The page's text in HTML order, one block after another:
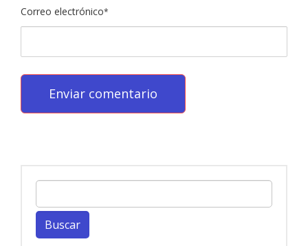
Correo electrónico*